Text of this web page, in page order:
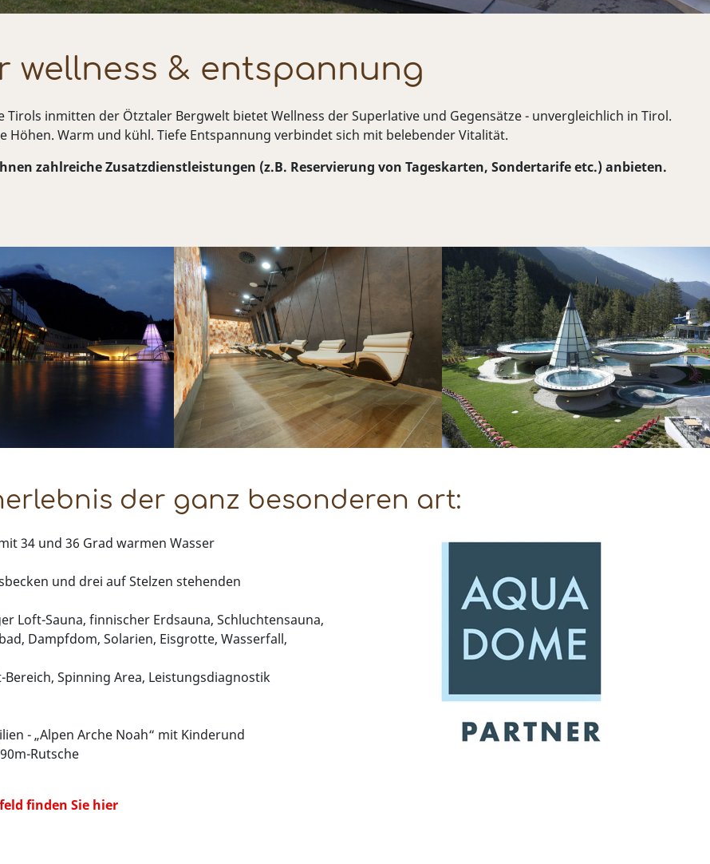
wellness & entspannung
Tirols inmitten der Ötztaler Bergwelt bietet Wellness der Superlative und Gegensätze - unvergleichlich in Tirol.
Höhen. Warm und kühl. Tiefe Entspannung verbindet sich mit belebender Vitalität.
zahlreiche Zusatzdienstleistungen (z.B. Reservierung von Tageskarten, Sondertarife etc.) anbieten.
der ganz besonderen art:
34 und 36 Grad warmen Wasser
und drei auf Stelzen stehenden
Loft-Sauna, finnischer Erdsauna, Schluchtensauna,
Dampfdom, Solarien, Eisgrotte, Wasserfall,
Spinning Area, Leistungsdiagnostik
- „Alpen Arche Noah“ mit Kinderund
Rutsche
finden Sie hier